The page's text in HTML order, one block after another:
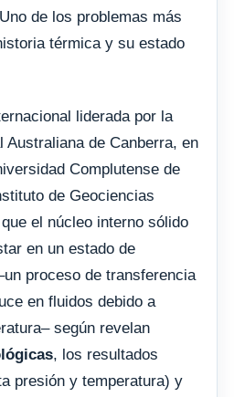
de los problemas más
térmica y su estado
liderada por la
Australiana de Canberra, en
Complutense de
de Geociencias
el núcleo interno sólido
en un estado de
proceso de transferencia
en fluidos debido a
según revelan
, los resultados
presión y temperatura) y